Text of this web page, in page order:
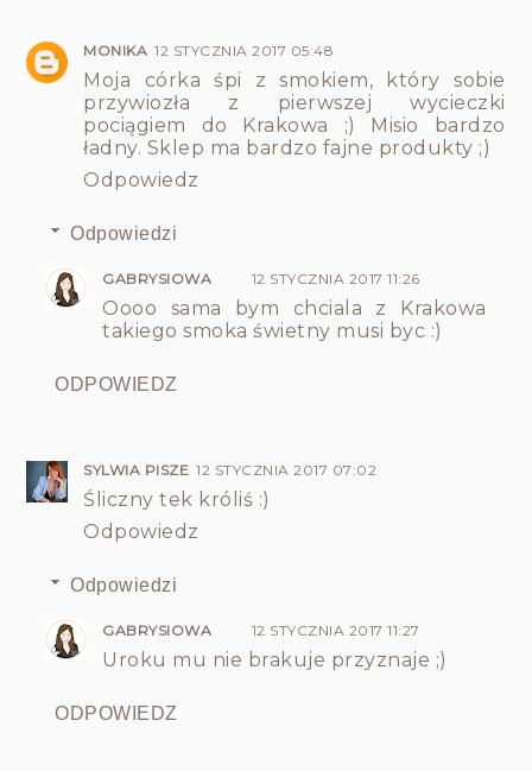
MONIKA 12 STYCZNIA 2017 05:48
Moja córka śpi z smokiem, który sobie
przywiozła z pierwszej wycieczki
pociągiem do Krakowa ;) Misio bardzo
ładny. Sklep ma bardzo fajne produkty ;)
Odpowiedz
Odpowiedzi
GABRYSIOWA 12 STYCZNIA 2017 11:26
Oooo sama bym chciala z Krakowa
takiego smoka świetny musi byc :)
ODPOWIEDZ
SYLWIA PISZE 12 STYCZNIA 2017 07:02
Śliczny tek króliś :)
Odpowiedz
Odpowiedzi
GABRYSIOWA 12 STYCZNIA 2017 11:27
Uroku mu nie brakuje przyznaje ;)
ODPOWIEDZ